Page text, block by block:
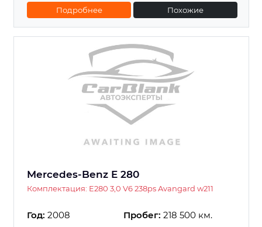
Подробнее Похожие
Mercedes-Benz E 280
Комплектация: E280 3,0 V6 238ps Avangard w211
Год: 2008 Пробег: 218 500 км.